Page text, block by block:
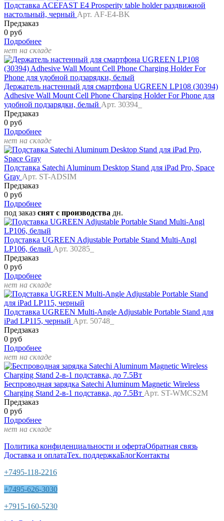
Подставка ACEFAST E4 Prosperity table holder раздвижной
настольный, черный Арт. AF-E4-BK
Предзаказ
0 руб
Подробнее
нет на складе
Держатель настенный для смартфона UGREEN LP108 (30394)
Adhesive Wall Mount Cell Phone Charging Holder For Phone для
удобной подзарядки, белый Арт. 30394_
Предзаказ
0 руб
Подробнее
нет на складе
Подставка Satechi Aluminum Desktop Stand для iPad Pro, Space
Gray Арт. ST-ADSIM
Предзаказ
0 руб
Подробнее
под заказ снят с производства дн.
Подставка UGREEN Adjustable Portable Stand Multi-Angl
LP106, белый Арт. 30285_
Предзаказ
0 руб
Подробнее
нет на складе
Подставка UGREEN Multi-Angle Adjustable Portable Stand для
iPad LP115, черный Арт. 50748_
Предзаказ
0 руб
Подробнее
нет на складе
Беспроводная зарядка Satechi Aluminum Magnetic Wireless
Charging Stand 2-в-1 подставка, до 7.5Вт Арт. ST-WMCS2M
Предзаказ
0 руб
Подробнее
нет на складе
Политика конфиденциальности и офертаОбратная связь
Доставка и оплатаТех. поддержкаБлогКонтакты
+7495-118-2216
+7495-626-3030
+7915-160-5230